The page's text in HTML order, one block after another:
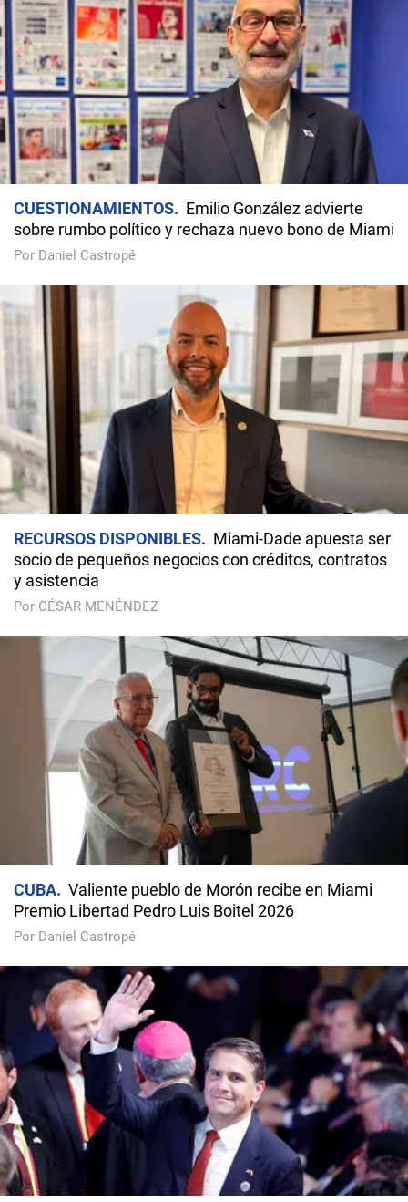
CUESTIONAMIENTOS
Emilio González advierte
sobre rumbo político y rechaza nuevo bono de Miami
Por Daniel Castropé
RECURSOS DISPONIBLES
Miami-Dade apuesta ser
socio de pequeños negocios con créditos, contratos
y asistencia
Por CÉSAR MENÉNDEZ
CUBA
Valiente pueblo de Morón recibe en Miami
Premio Libertad Pedro Luis Boitel 2026
Por Daniel Castropé